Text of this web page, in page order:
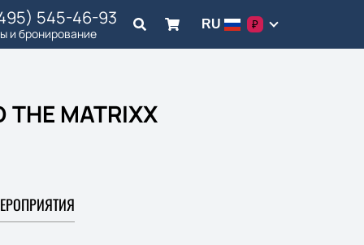
545-46-93
и бронирование
RU ₽
MATRIXX